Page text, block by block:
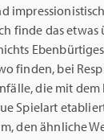
finde das
finden, bei
die mit
Spielart
den ähnliche